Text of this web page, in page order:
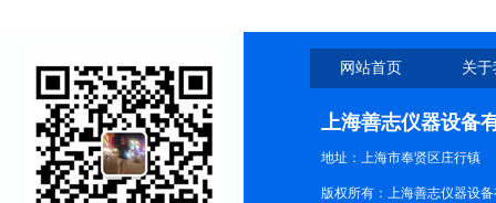
网站首页 关
上海善志仪器设备
地址：上海市奉贤区庄行镇
版权所有：上海善志仪器设